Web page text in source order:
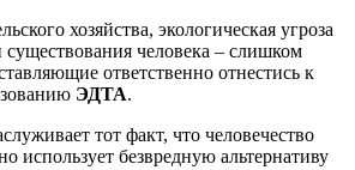
хозяйства, экологическая угроза
человека – слишком
ответственно отнестись к
ЭДТА.
тот факт, что человечество
использует безвредную альтернативу